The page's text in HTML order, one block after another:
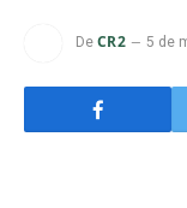
De CR2 5 de